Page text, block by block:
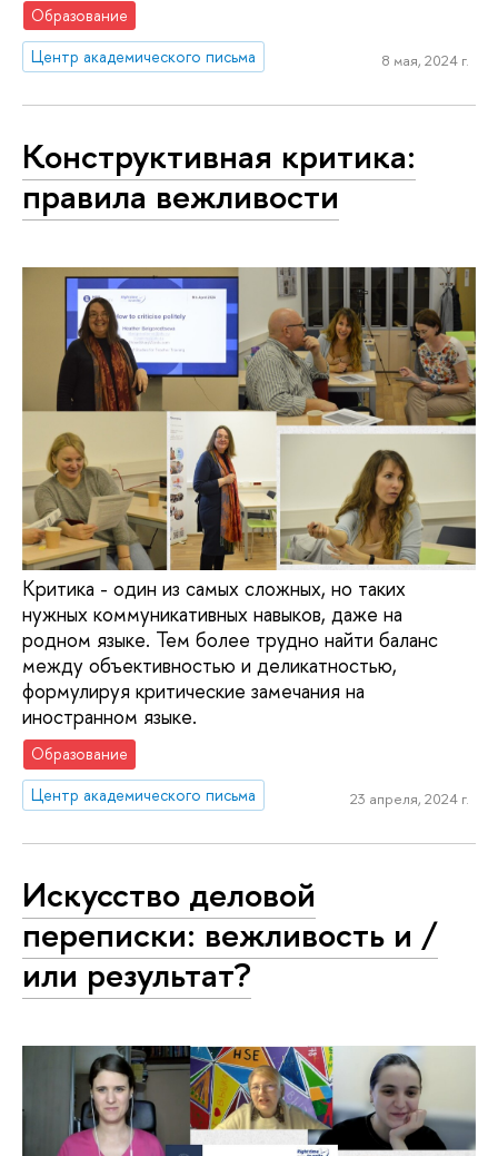
Образование
Центр академического письма
8 мая, 2024 г.
Конструктивная критика:
правила вежливости
Критика - один из самых сложных, но таких
нужных коммуникативных навыков, даже на
родном языке. Тем более трудно найти баланс
между объективностью и деликатностью,
формулируя критические замечания на
иностранном языке.
Образование
Центр академического письма
23 апреля, 2024 г.
Искусство деловой
переписки: вежливость и /
или результат?